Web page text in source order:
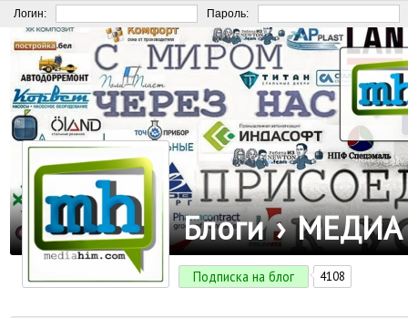
Логин: Пароль:
Блоги ›
Подписка на блог 4108